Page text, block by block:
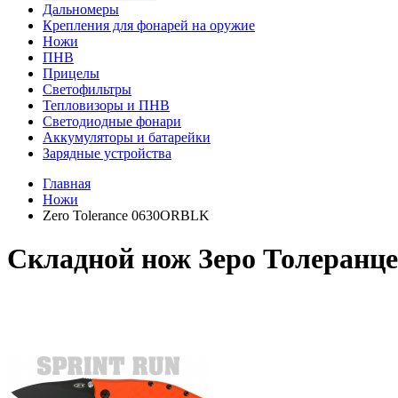
Дальномеры
Крепления для фонарей на оружие
Ножи
ПНВ
Прицелы
Светофильтры
Тепловизоры и ПНВ
Светодиодные фонари
Аккумуляторы и батарейки
Зарядные устройства
Главная
Ножи
Zero Tolerance 0630ORBLK
Складной нож Зеро